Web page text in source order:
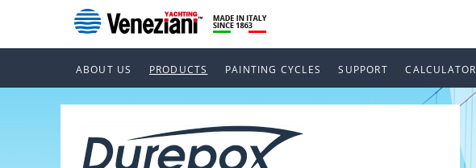
ABOUT US PRODUCTS PAINTING CYCLES SUPPORT CALCULATOR